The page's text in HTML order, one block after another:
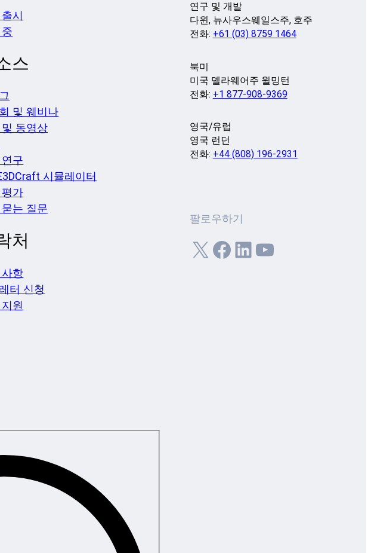
시
스
및 웨비나
동영상
구
시뮬레이터
가
는 질문
처
항
터 신청
원
연구 및 개발
다윈, 뉴사우스웨일스주, 호주
전화: +61 (03) 8759 1464
북미
미국 델라웨어주 윌밍턴
전화: +1 877-908-9369
영국/유럽
영국 런던
전화: +44 (808) 196-2931
팔로우하기
X Facebook LinkedIn YouTube